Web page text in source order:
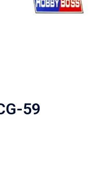
59